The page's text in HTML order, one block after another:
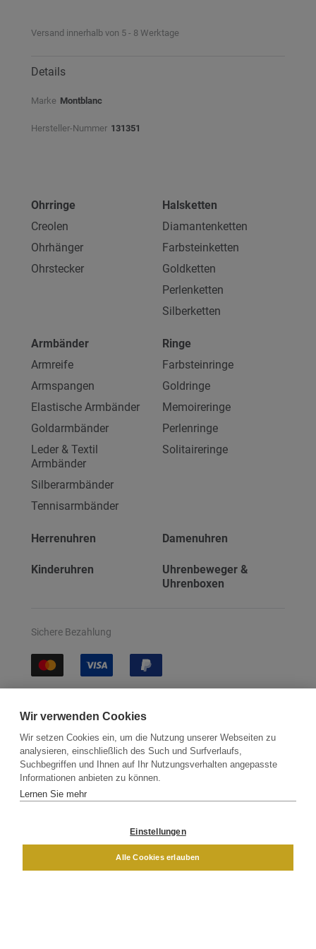
Versand innerhalb von 5 - 8 Werktage
Details
Marke Montblanc
Hersteller-Nummer 131351
Ohrringe
Creolen
Ohrhänger
Ohrstecker
Halsketten
Diamantenketten
Farbsteinketten
Goldketten
Perlenketten
Silberketten
Armbänder
Armreife
Armspangen
Elastische Armbänder
Goldarmbänder
Leder & Textil
Armbänder
Silberarmbänder
Tennisarmbänder
Ringe
Farbsteinringe
Goldringe
Memoireringe
Perlenringe
Solitaireringe
Herrenuhren Damenuhren
Kinderuhren
Uhrenbeweger &
Uhrenboxen
Sichere Bezahlung
Kontakt Newsletter Partner
Versand
DAMEN
Wir verwenden Cookies
Wir setzen Cookies ein, um die Nutzung unserer Webseiten zu
analysieren, einschließlich des Such und Surfverlaufs,
Suchbegriffen und Ihnen auf Ihr Nutzungsverhalten angepasste
Informationen anbieten zu können.
Lernen Sie mehr
Einstellungen
Alle Cookies erlauben